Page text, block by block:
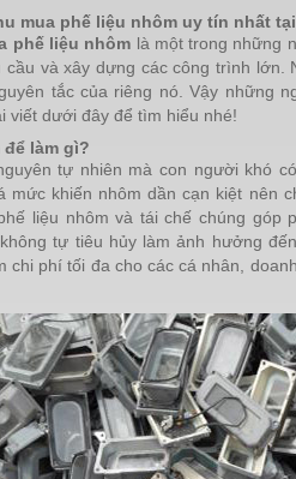
mua phế liệu nhôm uy tín nhất tại
phế liệu nhôm là một trong những
và xây dựng các công trình lớn.
tắc của riêng nó. Vậy những
viết dưới đây để tìm hiểu nhé!
làm gì?
tự nhiên mà con người khó
mức khiến nhôm dần cạn kiệt nên
liệu nhôm và tái chế chúng góp
tự tiêu hủy làm ảnh hưởng
chi phí tối đa cho các cá nhân,